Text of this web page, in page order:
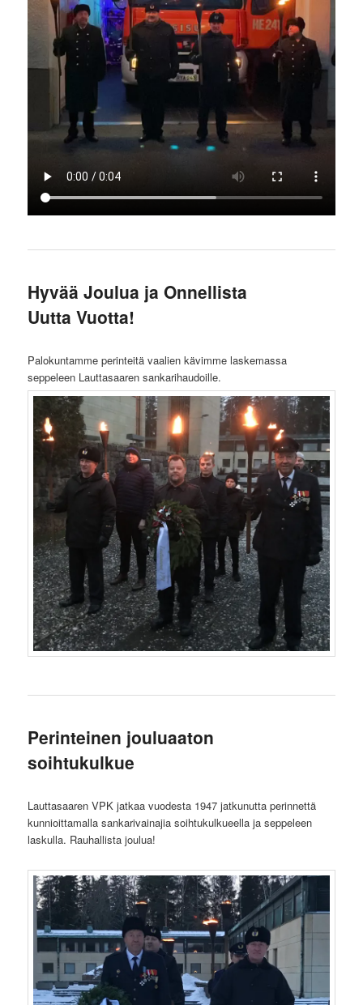
Hyvää Joulua ja Onnellista
Uutta Vuotta!
Palokuntamme perinteitä vaalien kävimme laskemassa
seppeleen Lauttasaaren sankarihaudoille.
Perinteinen jouluaaton
soihtukulkue
Lauttasaaren VPK jatkaa vuodesta 1947 jatkunutta perinnettä
kunnioittamalla sankarivainajia soihtukulkueella ja seppeleen
laskulla. Rauhallista joulua!